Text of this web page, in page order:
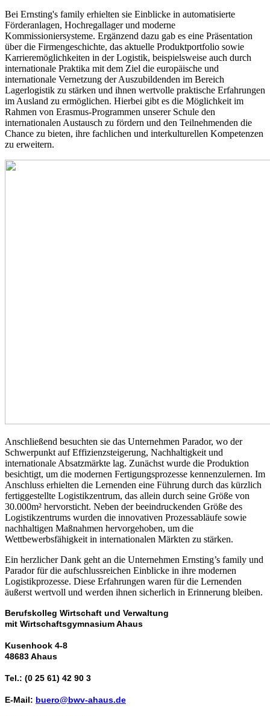
Bei Ernsting's family erhielten sie Einblicke in automatisierte
Förderanlagen, Hochregallager und moderne
Kommissioniersysteme. Ergänzend dazu gab es eine Präsentation
über die Firmengeschichte, das aktuelle Produktportfolio sowie
Karrieremöglichkeiten in der Logistik, beispielsweise auch durch
internationale Praktika mit dem Ziel die europäische und
internationale Vernetzung der Auszubildenden im Bereich
Lagerlogistik zu stärken und ihnen wertvolle praktische Erfahrungen
im Ausland zu ermöglichen. Hierbei gibt es die Möglichkeit im
Rahmen von Erasmus-Programmen unserer Schule den
internationalen Austausch zu fördern und den Teilnehmenden die
Chance zu bieten, ihre fachlichen und interkulturellen Kompetenzen
zu erweitern.
Anschließend besuchten sie das Unternehmen Parador, wo der
Schwerpunkt auf Effizienzsteigerung, Nachhaltigkeit und
internationale Absatzmärkte lag. Zunächst wurde die Produktion
besichtigt, um die modernen Fertigungsprozesse kennenzulernen. Im
Anschluss erhielten die Lernenden eine Führung durch das kürzlich
fertiggestellte Logistikzentrum, das allein durch seine Größe von
30.000m² hervorsticht. Neben der beeindruckenden Größe des
Logistikzentrums wurden die innovativen Prozessabläufe sowie
nachhaltigen Maßnahmen hervorgehoben, um die
Wettbewerbsfähigkeit in internationalen Märkten zu stärken.
Ein herzlicher Dank geht an die Unternehmen Ernsting’s family und
Parador für die aufschlussreichen Einblicke in ihre modernen
Logistikprozesse. Diese Erfahrungen waren für die Lernenden
äußerst wertvoll und werden ihnen sicherlich in Erinnerung bleiben.
Berufskolleg Wirtschaft und Verwaltung
mit Wirtschaftsgymnasium Ahaus
Kusenhook 4-8
48683 Ahaus
Tel.: (0 25 61) 42 90 3
E-Mail: buero@bwv-ahaus.de